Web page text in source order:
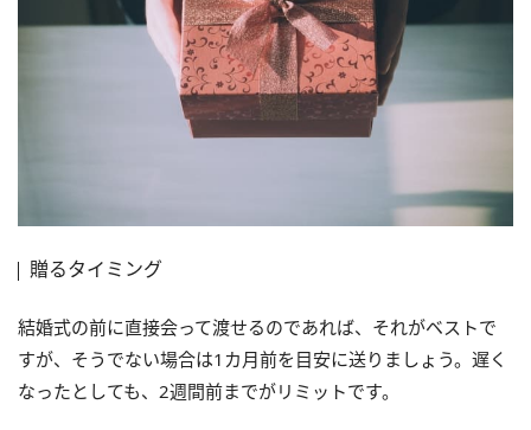
贈るタイミング
結婚式の前に直接会って渡せるのであれば、それがベストで
すが、そうでない場合は1カ月前を目安に送りましょう。遅く
なったとしても、2週間前までがリミットです。